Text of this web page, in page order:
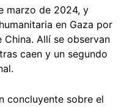
marzo de 2024, y
en Gaza por
Allí se observan
caen y un segundo
concluyente sobre el